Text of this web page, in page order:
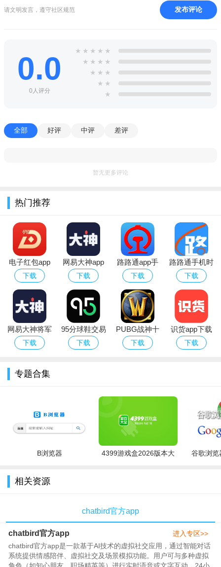
用户们可以选择自己喜欢的虚拟聊天圈子，然后点击“进圈聊
天”
请文明发言，遵守社区规范 发布评论
0.0
0人评分
★ ★ ★ ★ ★
★ ★ ★ ★
★ ★ ★
★ ★
★
全部 好评 中评 差评
暂无更多评论
热门推荐
电子红包app
官方版
下载
网易大神app
华为版下载官
方最新版
下载
路路通app手
机版
下载
路路通手机时
刻表app官方
安卓版
下载
网易大神将军
令下载安装官
下载
95分球鞋交易
app平台下载
下载
PUBG战神十
字架下载安卓
下载
识货app下载
官方正版最新
下载
专题合集
B浏览器
4399游戏盒2026版本大
谷歌浏览
相关资源
chatbird官方app
chatbird官方app
chatbird官方app是一款基于AI技术的虚拟社交应用，通过智能对话
系统提供情感陪伴、虚拟社交及场景模拟功能。用户可与多种虚拟
进入专区>>